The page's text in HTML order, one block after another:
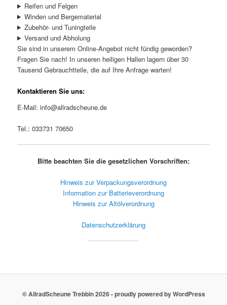
Reifen und Felgen
Winden und Bergematerial
Zubehör- und Tuningteile
Versand und Abholung
Sie sind in unserem Online-Angebot nicht fündig geworden?
Fragen Sie nach! In unseren heiligen Hallen lagern über 30
Tausend Gebrauchtteile, die auf Ihre Anfrage warten!
Kontaktieren Sie uns:
E-Mail: info@allradscheune.de
Tel.: 033731 70650
Bitte beachten Sie die gesetzlichen Vorschriften:
Hinweis zur Verpackungsverordnung
Information zur Batterieverordnung
Hinweis zur Altölverordnung
Datenschutzerklärung
© AllradScheune Trebbin 2026 - proudly powered by WordPress